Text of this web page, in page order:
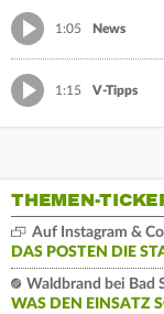
1:05 News
1:15 V-Tipps
THEMEN-
Auf Instagram & Co
DAS POSTEN DIE
Waldbrand bei Bad
WAS DEN EINSATZ